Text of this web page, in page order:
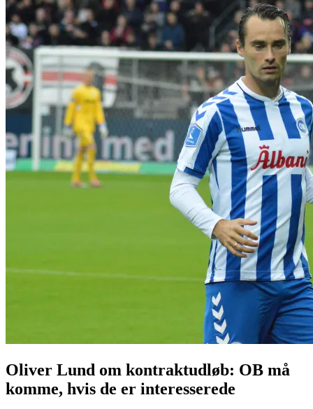
Oliver Lund om kontraktudløb: OB må
komme, hvis de er interesserede